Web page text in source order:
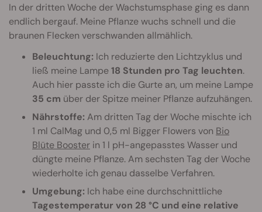
In der dritten Woche der Wachstumsphase ging es dann
endlich bergauf. Meine Pflanze wuchs schnell und die
braunen Flecken verschwanden allmählich.
Beleuchtung: Ich reduzierte den Lichtzyklus und
ließ meine Lampe18 Stunden pro Tag leuchten.
Auch hier passte ich die Gurte an, um meine Lampe
35 cm über der Spitze meiner Pflanze aufzuhängen.
Nährstoffe: Am dritten Tag der Woche mischte ich
1 ml CalMag und 0,5 ml Bigger Flowers von Bio
Blüte Booster in 1 l pH-angepasstes Wasser und
düngte meine Pflanze. Am sechsten Tag der Woche
wiederholte ich genau dasselbe Verfahren.
Umgebung: Ich habe eine durchschnittliche
Tagestemperatur von 28 °C und eine relative